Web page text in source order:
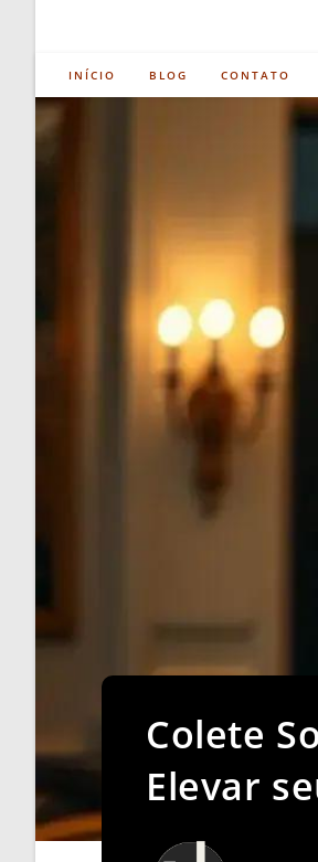
INÍCIO BLOG CONTATO
Colete
Elevar